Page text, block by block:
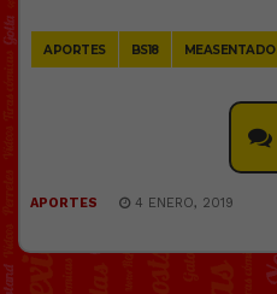
APORTES BS18 MEASENTADO
APORTES 4 ENERO, 2019